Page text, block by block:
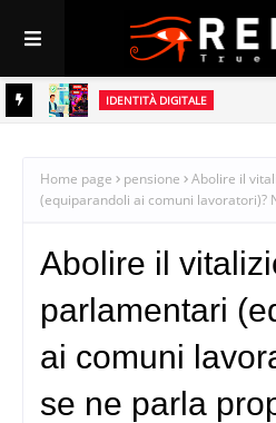
IDENTITÀ DIGITALE
Home page pensione
Abolire il
(equiparandoli ai comuni lavoratori)?
Abolire il
parlamentari
ai comuni
se ne parla